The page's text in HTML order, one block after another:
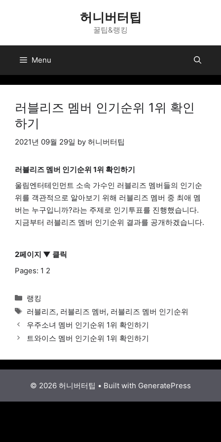
허니버터팁
꿀팁&랭킹
Menu
러블리즈 멤버 인기순위 1위 확인
하기
2021년 09월 29일 by 허니버터팁
러블리즈 멤버 인기순위 1위 확인하기
울림엔터테인먼트 소속 가수인 러블리즈 멤버들의 인기순
위를 객관적으로 알아보기 위해 러블리즈 멤버 중 최애 멤
버는 누구입니까?라는 주제로 인기투표를 진행했습니다.
지금부터 러블리즈 멤버 인기순위 결과를 공개하겠습니다.
2페이지 ▼ 클릭
Pages: 1 2
Categories
랭킹
Tags
러블리즈, 러블리즈 멤버, 러블리즈 멤버 인기순위
우주소녀 멤버 인기순위 1위 확인하기
트와이스 멤버 인기순위 1위 확인하기
© 2026 허니버터팁 • Built with GeneratePress